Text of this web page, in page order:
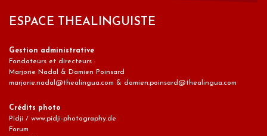
ESPACE THEALINGUISTE
Gestion administrative
Fondateurs et directeurs :
Marjorie Nadal & Damien Poinsard
marjorie.nadal@thealingua.com & damien.poinsard@thealingua.com
Crédits photo
Pidji / www.pidji-photography.de
Forum